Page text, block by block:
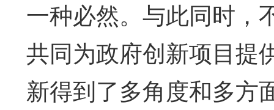
一种必然。与此同时，
共同为政府创新项目提
新得到了多角度和多方